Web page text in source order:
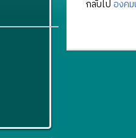
กลับไป องค